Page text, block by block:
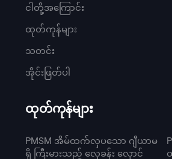
ငါတို့အကြောင်း
ထုတ်ကုန်များ
သတင်း
အိုင်းဖြတ်ပါ
ထုတ်ကုန်များ
PMSM အိမ်ထက်လှပသော ဂျီယာမ
ရှိ ကြီးမားသည့် လှေခန်း လှောင်